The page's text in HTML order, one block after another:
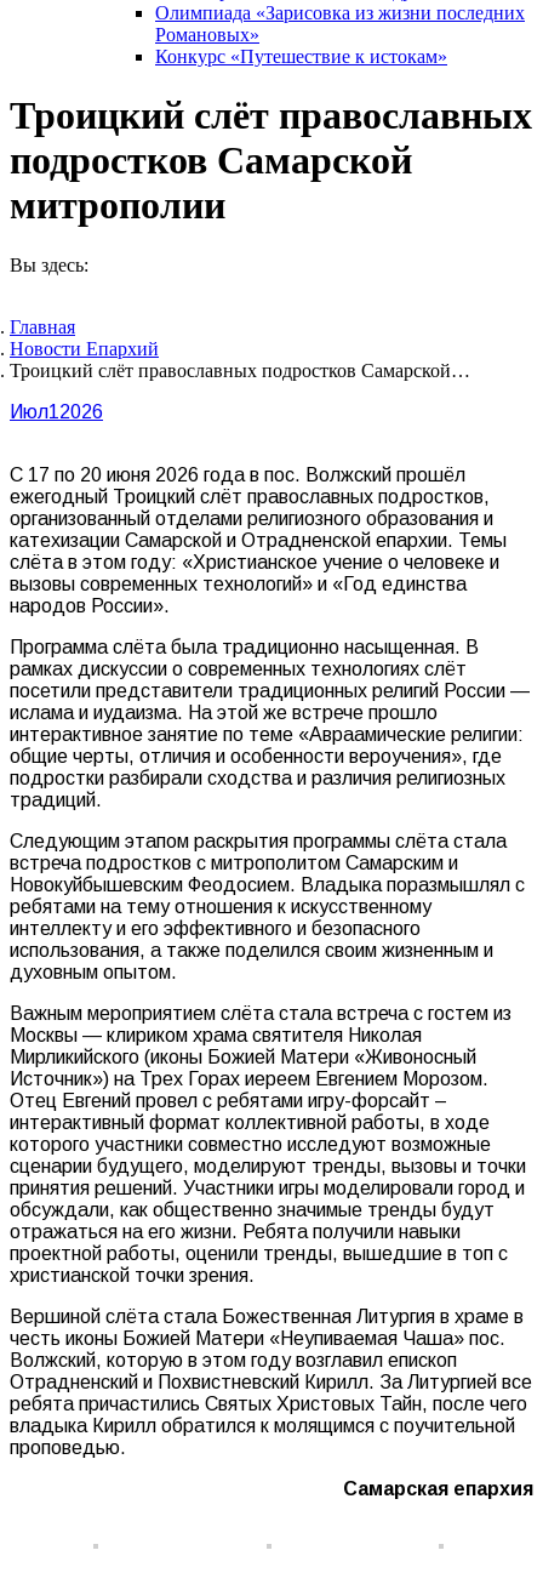
Олимпиада «Зарисовка из жизни последних
Романовых»
Конкурс «Путешествие к истокам»
Троицкий слёт православных
подростков Самарской
митрополии
Вы здесь:
Главная
Новости Епархий
Троицкий слёт православных подростков Самарской…
Июл12026
С 17 по 20 июня 2026 года в пос. Волжский прошёл
ежегодный Троицкий слёт православных подростков,
организованный отделами религиозного образования и
катехизации Самарской и Отрадненской епархии. Темы
слёта в этом году: «Христианское учение о человеке и
вызовы современных технологий» и «Год единства
народов России».
Программа слёта была традиционно насыщенная. В
рамках дискуссии о современных технологиях слёт
посетили представители традиционных религий России —
ислама и иудаизма. На этой же встрече прошло
интерактивное занятие по теме «Авраамические религии:
общие черты, отличия и особенности вероучения», где
подростки разбирали сходства и различия религиозных
традиций.
Следующим этапом раскрытия программы слёта стала
встреча подростков с митрополитом Самарским и
Новокуйбышевским Феодосием. Владыка поразмышлял с
ребятами на тему отношения к искусственному
интеллекту и его эффективного и безопасного
использования, а также поделился своим жизненным и
духовным опытом.
Важным мероприятием слёта стала встреча с гостем из
Москвы — клириком храма святителя Николая
Мирликийского (иконы Божией Матери «Живоносный
Источник») на Трех Горах иереем Евгением Морозом.
Отец Евгений провел с ребятами игру-форсайт –
интерактивный формат коллективной работы, в ходе
которого участники совместно исследуют возможные
сценарии будущего, моделируют тренды, вызовы и точки
принятия решений. Участники игры моделировали город и
обсуждали, как общественно значимые тренды будут
отражаться на его жизни. Ребята получили навыки
проектной работы, оценили тренды, вышедшие в топ с
христианской точки зрения.
Вершиной слёта стала Божественная Литургия в храме в
честь иконы Божией Матери «Неупиваемая Чаша» пос.
Волжский, которую в этом году возглавил епископ
Отрадненский и Похвистневский Кирилл. За Литургией все
ребята причастились Святых Христовых Тайн, после чего
владыка Кирилл обратился к молящимся с поучительной
проповедью.
Самарская епархия